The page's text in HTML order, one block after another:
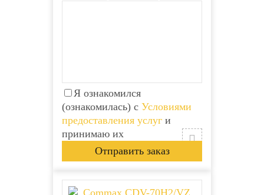
Я ознакомился
(ознакомилась) с Условиями
предоставления услуг и
принимаю их